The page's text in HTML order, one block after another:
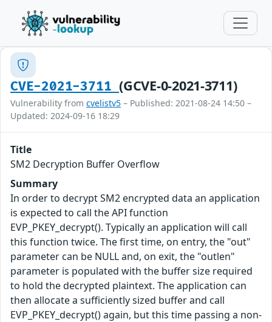
CVE-2021-3711(GCVE-0-2021-3711)
Vulnerability from cvelistv5 – Published: 2021-08-24 14:50 –
Updated: 2024-09-16 18:29
Title
SM2 Decryption Buffer Overflow
Summary
In order to decrypt SM2 encrypted data an application
is expected to call the API function
EVP_PKEY_decrypt(). Typically an application will call
this function twice. The first time, on entry, the "out"
parameter can be NULL and, on exit, the "outlen"
parameter is populated with the buffer size required
to hold the decrypted plaintext. The application can
then allocate a sufficiently sized buffer and call
EVP_PKEY_decrypt() again, but this time passing a non-